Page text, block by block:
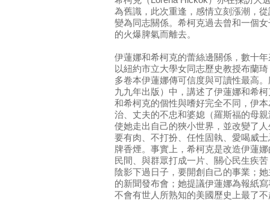
為舊識，此次重逢，感情立刻漲潮，
變為同志關係。希柯克過去曾和一個
的火爆脾氣而離去。
伊蓮娜和希柯克的蕾絲邊關係，數十
以紐約市立大學女同志歷史教授布蘭
多卷本伊蓮娜傳可信度與可讀性最高
九九年出版）中，講述了伊蓮娜和希
和希柯克的個性與嗜好完全不同，伊
治、丈夫的不忠和婆媳（羅斯福的母
使她走出自己的狹小世界，並改變了
要有肉、不打扮、任性固執、愛喝威
牌香煙。事實上，希柯克是改造伊蓮
民間、與群眾打成一片、關心民生疾
陰影下過日子，要開創自己的事業；
的新聞發布會；她提議伊蓮娜為報紙
不會有世人所熟知的美國歷史上最了